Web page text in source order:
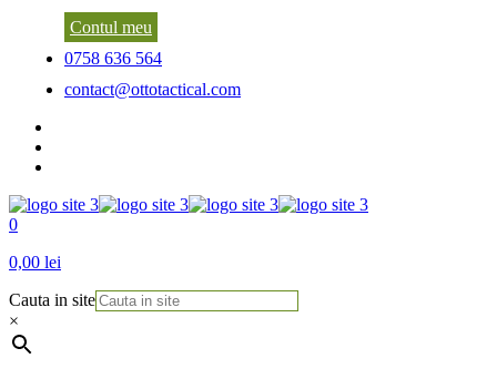
Contul meu
0758 636 564
contact@ottotactical.com
0
0,00 lei
Cauta in site
×